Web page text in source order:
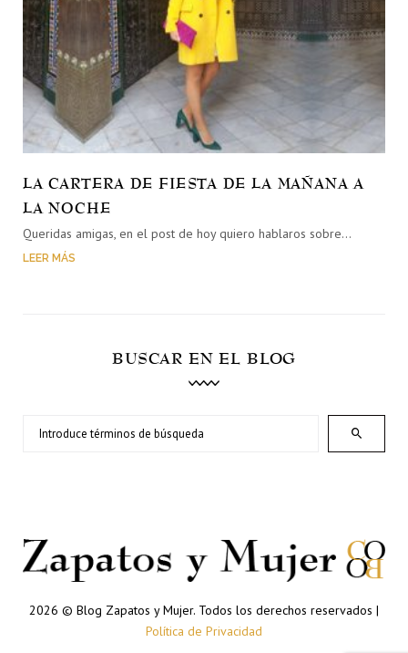
LA CARTERA DE FIESTA DE LA MAÑANA A
LA NOCHE
Queridas amigas, en el post de hoy quiero hablaros sobre…
LEER MÁS
BUSCAR EN EL BLOG
2026 © Blog Zapatos y Mujer. Todos los derechos reservados |
Política de Privacidad